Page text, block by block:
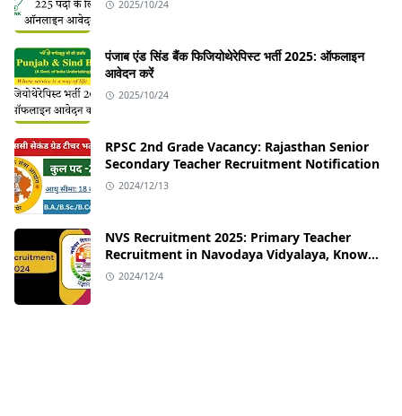
2025/10/24
पंजाब एंड सिंड बैंक फिजियोथेरेपिस्ट भर्ती 2025: ऑफलाइन
आवेदन करें
2025/10/24
RPSC 2nd Grade Vacancy: Rajasthan Senior
Secondary Teacher Recruitment Notification
2024/12/13
NVS Recruitment 2025: Primary Teacher
Recruitment in Navodaya Vidyalaya, Know
the Application Process!
2024/12/4